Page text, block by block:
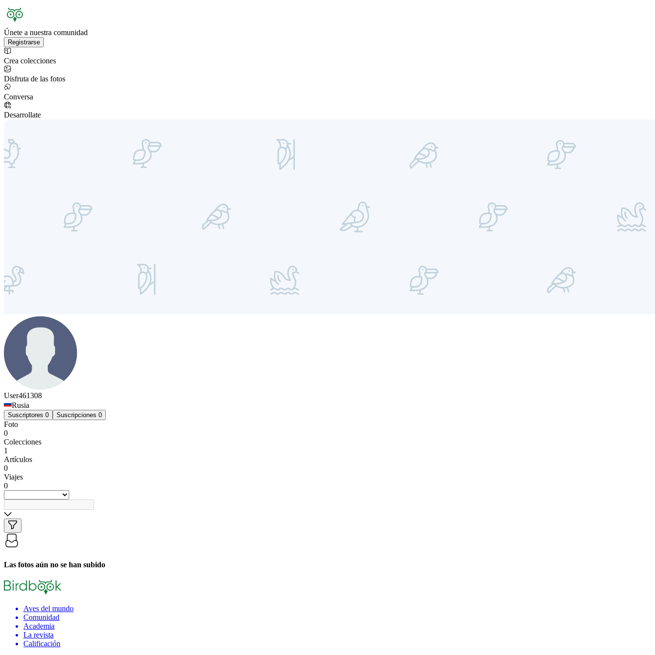
Únete a nuestra comunidad
Registrarse
Crea colecciones
Disfruta de las fotos
Conversa
Desarrollate
User461308
Rusia
Suscriptores 0 Suscripciones 0
Foto
0
Colecciones
1
Artículos
0
Viajes
0
Las fotos aún no se han subido
Aves del mundo
Comunidad
Academia
La revista
Calificación